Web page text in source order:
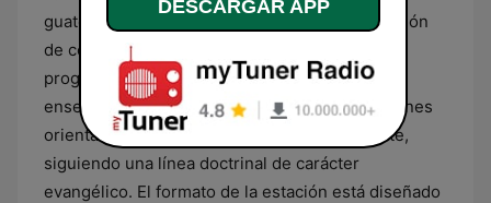
guatemalteca dedicada íntegramente a la difusión
de contenido cristiano y espiritual. Su
programación se centra en la transmisión de
enseñanzas bíblicas, mensajes de fe y reflexiones
orientadas a la edificación personal del oyente,
siguiendo una línea doctrinal de carácter
evangélico. El formato de la estación está diseñado
DESCARGAR APP